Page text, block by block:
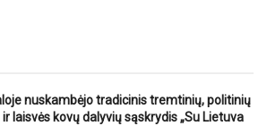
nuskambėjo tradicinis tremtinių, politinių
ir laisvės kovų dalyvių sąskrydis „Su Lietuva